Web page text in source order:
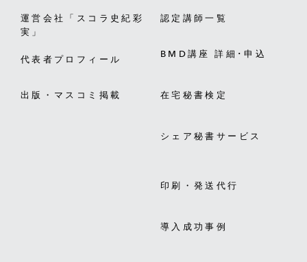
運営会社「スコラ史紀彩
実」
代表者プロフィール
出版・マスコミ掲載
認定講師一覧
BMD講座 詳細･申込
在宅秘書検定
シェア秘書サービス
印刷・発送代行
導入成功事例